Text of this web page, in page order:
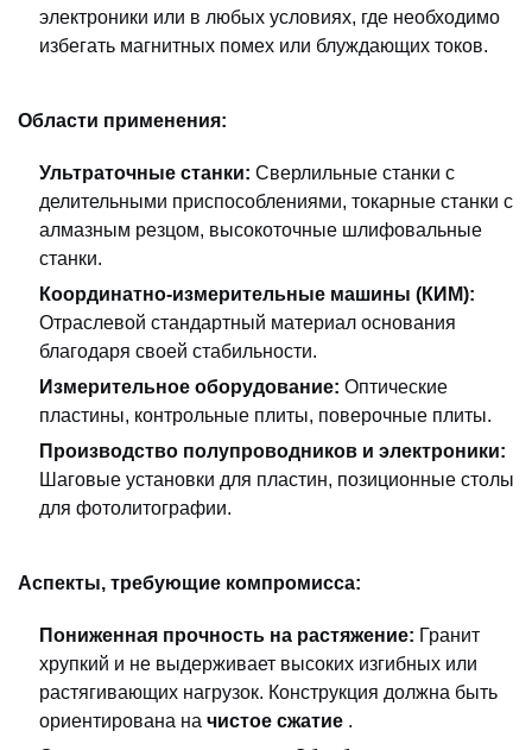
электроники или в любых условиях, где необходимо
избегать магнитных помех или блуждающих токов.
Области применения:
Ультраточные станки: Сверлильные станки с
делительными приспособлениями, токарные станки с
алмазным резцом, высокоточные шлифовальные
станки.
Координатно-измерительные машины (КИМ):
Отраслевой стандартный материал основания
благодаря своей стабильности.
Измерительное оборудование: Оптические
пластины, контрольные плиты, поверочные плиты.
Производство полупроводников и электроники:
Шаговые установки для пластин, позиционные столы
для фотолитографии.
Аспекты, требующие компромисса:
Пониженная прочность на растяжение: Гранит
хрупкий и не выдерживает высоких изгибных или
растягивающих нагрузок. Конструкция должна быть
ориентирована на чистое сжатие .